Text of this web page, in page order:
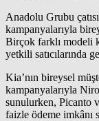
Anadolu Grubu
kampanyalarıyla
Birçok farklı modeli
yetkili satıcılarında
Kia’nın bireysel
kampanyalarıyla
sunulurken, Picanto
faizle ödeme imkânı